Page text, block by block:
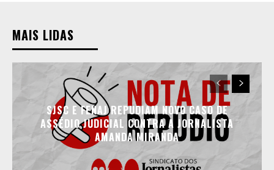
MAIS LIDAS
SJSC E FENAJ REPUDIAM NOVO CASO DE
ASSÉDIO JUDICIAL CONTRA A JORNALISTA
AMANDA MIRANDA